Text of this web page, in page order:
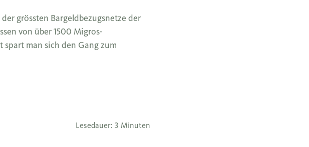
grössten Bargeldbezugsnetze der
von über 1500 Migros-
man sich den Gang zum
Lesedauer: 3 Minuten